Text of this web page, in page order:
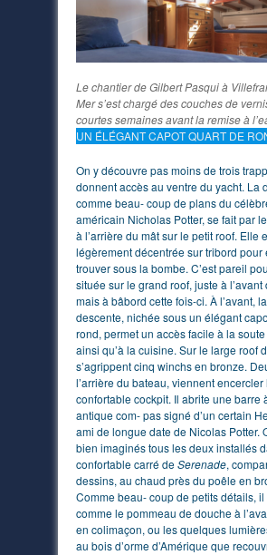
Le chantier de Gilbert Pasqui à
Mer s’est chargé des couches de
courtes semaines avant la remise à
UN ÉLÉGANT CAPOT QUART DE
On y découvre pas moins de trois
donnent accès au ventre du yacht. La
comme beau- coup de plans du
américain Nicholas Potter, se fait par
à l’arrière du mât sur le petit roof. Elle
légèrement décentrée sur tribord pour
trouver sous la bombe. C’est pareil
située sur le grand roof, juste à l’avant
mais à bâbord cette fois-ci. À l’avant,
descente, nichée sous un élégant
rond, permet un accès facile à la
ainsi qu’à la cuisine. Sur le large roof
s’agrippent cinq winchs en bronze.
l’arrière du bateau, viennent encercler
confortable cockpit. Il abrite une barre
antique com- pas signé d’un certain
ami de longue date de Nicolas Potter.
bien imaginés tous les deux installés
confortable carré deSerenade,
dessins, au chaud près du poêle en
Comme beau- coup de petits détails, il
comme le pommeau de douche à
en colimaçon, ou les quelques
au bois d’orme d’Amérique que